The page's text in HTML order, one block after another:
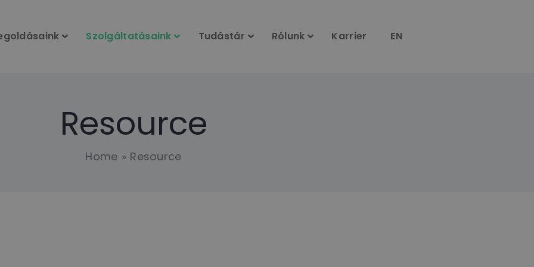
Szolgáltatásaink Tudástár Rólunk Karrier EN
Resource
Home Resource